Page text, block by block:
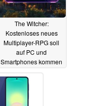
The Witcher:
Kostenloses neues
Multiplayer-RPG soll
auf PC und
Smartphones kommen